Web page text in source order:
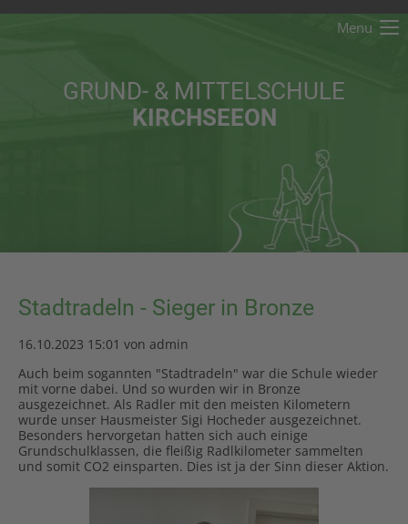
Der Eintrag "offcanvas-col2" existiert leider nicht.
Der Eintrag "offcanvas-col3" existiert leider nicht.
Der Eintrag "offcanvas-col4" existiert leider nicht.
Menu
GRUND- & MITTELSCHULE
KIRCHSEEON
Stadtradeln - Sieger in Bronze
16.10.2023 15:01 von admin
Auch beim sogannten "Stadtradeln" war die Schule wieder
mit vorne dabei. Und so wurden wir in Bronze
ausgezeichnet. Als Radler mit den meisten Kilometern
wurde unser Hausmeister Sigi Hocheder ausgezeichnet.
Besonders hervorgetan hatten sich auch einige
Grundschulklassen, die fleißig Radlkilometer sammelten
und somit CO2 einsparten. Dies ist ja der Sinn dieser Aktion.